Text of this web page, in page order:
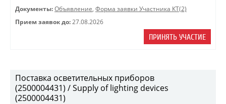
Документы: Объявление, Форма заявки Участника КТ(2)
Прием заявок до: 27.08.2026
ПРИНЯТЬ УЧАСТИЕ
Поставка осветительных приборов
(2500004431) / Supply of lighting devices
(2500004431)